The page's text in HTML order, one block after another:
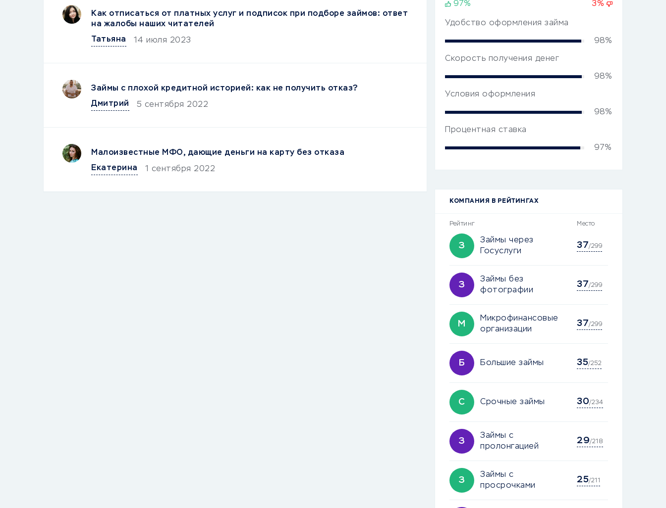
Как отписаться от платных услуг и подписок при подборе займов: ответ
на жалобы наших читателей
Татьяна
14 июля 2023
Займы с плохой кредитной историей: как не получить отказ?
Дмитрий
5 сентября 2022
Малоизвестные МФО, дающие деньги на карту без отказа
Екатерина
1 сентября 2022
97% 3%
Удобство оформления займа
98%
Скорость получения денег
98%
Условия оформления
98%
Процентная ставка
97%
КОМПАНИЯ В РЕЙТИНГАХ
Рейтинг Место
З
Займы через
Госуслуги
37/299
З
Займы без
фотографии
37/299
М
Микрофинансовые
организации
37/299
Б Большие займы 35/252
С Срочные займы 30/234
З
Займы с
пролонгацией
29/218
З
Займы с
просрочками
25/211